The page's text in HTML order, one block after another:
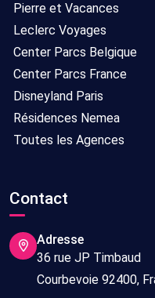
Pierre et Vacances
Leclerc Voyages
Center Parcs Belgique
Center Parcs France
Disneyland Paris
Résidences Nemea
Toutes les Agences
Contact
Adresse
36 rue JP Timbaud
Courbevoie 92400,